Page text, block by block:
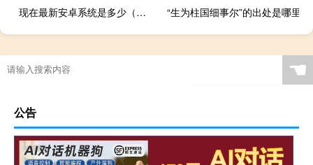
现在最新安卓系统是多少（安卓最新系统是多少）
“生为柱国细事尔”的出处是哪里
高乐高还在生产吗（高乐高为什么停产）
☚
公告